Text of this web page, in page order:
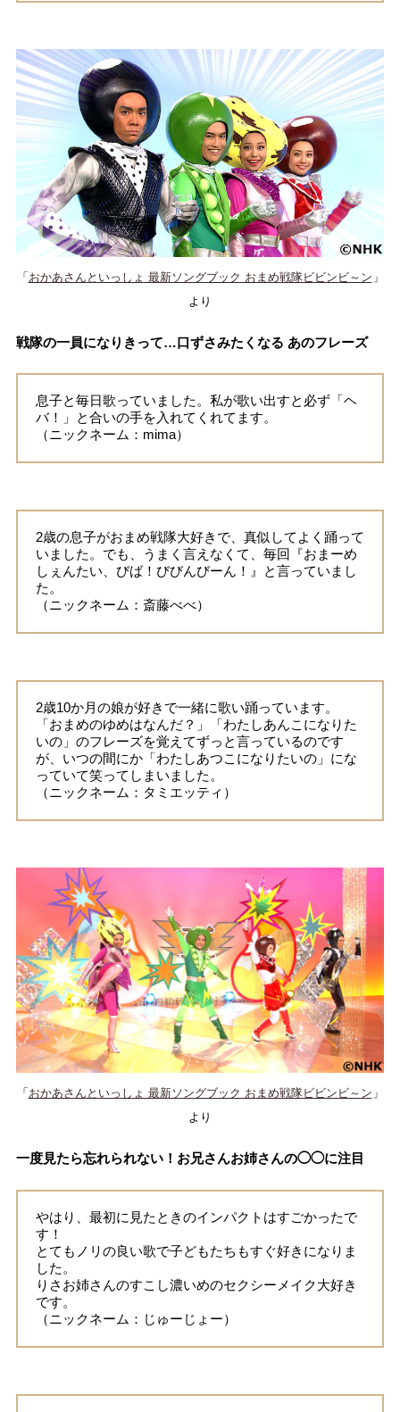
「 おかあさんといっしょ 最新ソングブック おまめ戦隊ビビンビ～ン 」
より
戦隊の一員になりきって…口ずさみたくなる あのフレーズ
息子と毎日歌っていました。私が歌い出すと必ず「ヘ
バ！」と合いの手を入れてくれてます。
（ニックネーム：mima）
2歳の息子がおまめ戦隊大好きで、真似してよく踊って
いました。でも、うまく言えなくて、毎回『おまーめ
しぇんたい、びば！びびんびーん！』と言っていまし
た。
（ニックネーム：斎藤べべ）
2歳10か月の娘が好きで一緒に歌い踊っています。
「おまめのゆめはなんだ？」「わたしあんこになりた
いの」のフレーズを覚えてずっと言っているのです
が、いつの間にか「わたしあつこになりたいの」にな
っていて笑ってしまいました。
（ニックネーム：タミエッティ）
「 おかあさんといっしょ 最新ソングブック おまめ戦隊ビビンビ～ン 」
より
一度見たら忘れられない！お兄さんお姉さんの◯◯に注目
やはり、最初に見たときのインパクトはすごかったで
す！
とてもノリの良い歌で子どもたちもすぐ好きになりま
した。
りさお姉さんのすこし濃いめのセクシーメイク大好き
です。
（ニックネーム：じゅーじょー）